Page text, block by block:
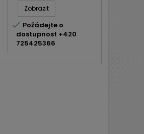
Zobrazit
 Požádejte o
dostupnost +420
725425366